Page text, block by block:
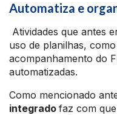
Automatiza e
Atividades que antes
uso de planilhas,
acompanhamento do
automatizadas.
Como mencionado
integrado faz com